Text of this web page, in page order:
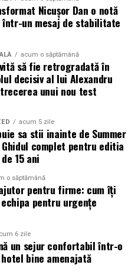
( #AlegSaFiuVizibila)
despre o decizie pe
a luat-o conștient: să nu
rămână un secret bine
serviciile lor nu le cunosc,
că nu le găsesc.
vanitate. Este o parte
construit, prin această
reale. Toate participantele
prima pagină a
an.
Nicușor Dan o notă
un mesaj de stabilitate
acum o săptămână
să fie retrogradată în
decisiv al lui Alexandru
unui nou test
acum 5 zile
sa stii inainte de Summer
complet pentru editia
15 ani
o săptămână
pentru firme: cum îți
pentru urgențe
6 zile
un sejur confortabil într-o
bine amenajată